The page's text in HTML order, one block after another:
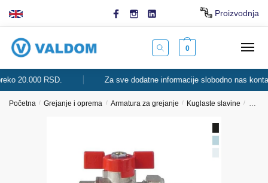
Proizvodnja
0
RSD. Za sve dodatne informacije slobodno nas
Početna / Grejanje i oprema / Armatura za grejanje / Kuglaste slavine /